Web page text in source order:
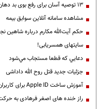
13 توصیه آسان برای رفع بوی بد دهان
مشاهده سامانه آنلاين سوابق بیمه
حكم آيت‌الله مكارم درباره شاهين
سایتهای همسریابی!
دعايي كه قطعا مستجاب مي‌شود
جزئیات جدید قتل روح الله داداشی
آموزش ساخت Apple ID برای کاربران ایرانی
راز خنده های اصغر فرهادی به